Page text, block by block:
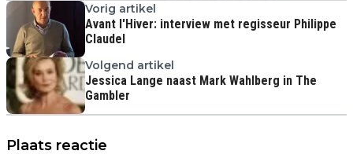
Vorig artikel
Avant l'Hiver: interview met regisseur Philippe
Claudel
Volgend artikel
Jessica Lange naast Mark Wahlberg in The
Gambler
Plaats reactie